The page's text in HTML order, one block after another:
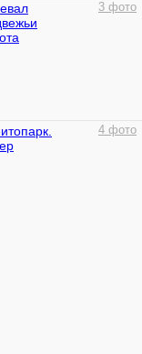
3 фото
4 фото